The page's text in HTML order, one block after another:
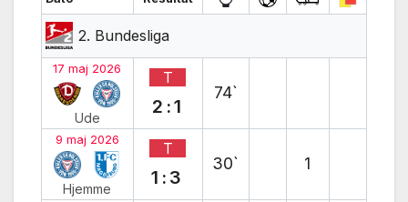
2. Bundesliga
17 maj 2026
Ude
T
2:1
74`
9 maj 2026
Hjemme
T
1:3
30` 1